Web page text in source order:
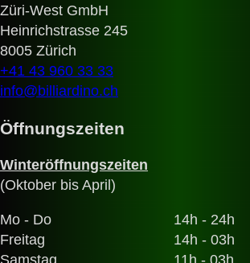
Züri-West GmbH
Heinrichstrasse 245
8005 Zürich
+41 43 960 33 33
info@billiardino.ch
Öffnungszeiten
Winteröffnungszeiten
(Oktober bis April)
Mo - Do
14h - 24h
Freitag
14h - 03h